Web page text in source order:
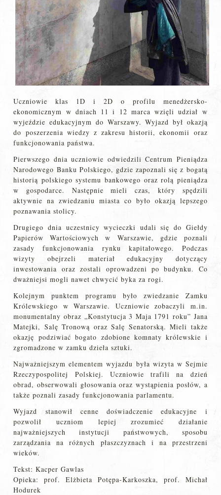
Uczniowie klas 1D i 2D o profilu menedżersko-
ekonomicznym w dniach 11 i 12 marca wzięli udział w
wyjeździe edukacyjnym do Warszawy. Wyjazd był okazją
do poszerzenia wiedzy z zakresu historii, ekonomii oraz
funkcjonowania państwa.
Pierwszego dnia uczniowie odwiedzili Centrum Pieniądza
Narodowego Banku Polskiego, gdzie zapoznali się z bogatą
historią polskiego systemu bankowego oraz rolą pieniądza
w gospodarce. Następnie mieli czas, który spędzili
aktywnie na zwiedzaniu miasta co było okazją lepszego
poznawania stolicy.
Drugiego dnia uczestnicy wycieczki udali się do Giełdy
Papierów Wartościowych w Warszawie, gdzie poznali
zasady funkcjonowania rynku kapitałowego. Podczas
wizyty obejrzeli materiał edukacyjny dotyczący
inwestowania oraz zostali oprowadzeni po budynku. Co
dważniejsi mogli nawet chwycić byka za rogi.
Kolejnym punktem programu było zwiedzanie Zamku
Królewskiego w Warszawie. Uczniowie zobaczyli m.in.
monumentalny obraz „Konstytucja 3 Maja 1791 roku” Jana
Matejki, Salę Tronową oraz Salę Senatorską. Mieli także
okazję podziwiać bogato zdobione komnaty królewskie i
zgromadzone w zamku dzieła sztuki.
Najważniejszym elementem wyjazdu była wizyta w Sejmie
Rzeczypospolitej Polskiej. Uczniowie trafili na dzień
obrad, obserwowali głosowania oraz wystąpienia posłów, a
także poznali zasady funkcjonowania parlamentu.
Wyjazd stanowił cenne doświadczenie edukacyjne i
pozwolił uczniom lepiej zrozumieć działanie
najważniejszych instytucji państwowych, sposobu
zarządzania na różnych płaszczyznach i na przestrzeni
wieków.
Tekst: Kacper Gawlas
Opieka: prof. Elżbieta Potępa-Karkoszka, prof. Michał
Hodurek